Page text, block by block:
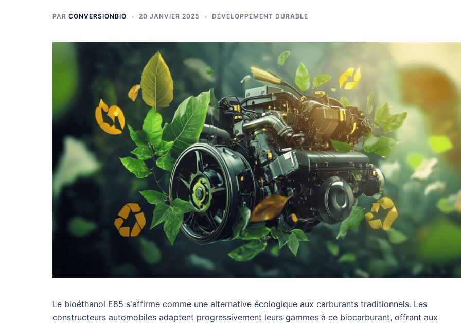
PAR CONVERSIONBIO 20 JANVIER 2025 DÉVELOPPEMENT DURABLE
Le bioéthanol E85 s'affirme comme une alternative écologique aux carburants traditionnels. Les
constructeurs automobiles adaptent progressivement leurs gammes à ce biocarburant, offrant aux